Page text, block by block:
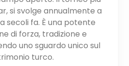
si svolge annualmente a
secoli fa. È una potente
di forza, tradizione e
uno sguardo unico sul
turco.